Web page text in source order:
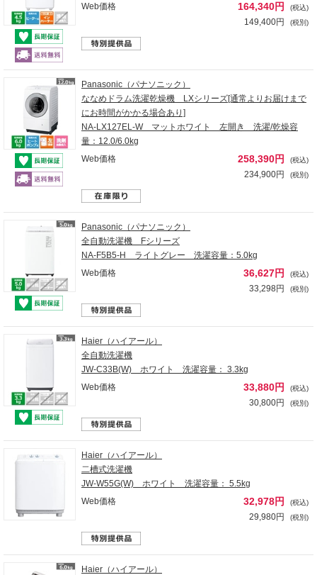
Web価格
164,340円 (税込)
149,400円 (税別)
Panasonic（パナソニック）
ななめドラム洗濯乾燥機 LXシリーズ[通常よりお届けまで
にお時間がかかる場合あり]
NA-LX127EL-W マットホワイト 左開き 洗濯/乾燥容
量：12.0/6.0kg
Web価格
258,390円 (税込)
234,900円 (税別)
Panasonic（パナソニック）
全自動洗濯機 Fシリーズ
NA-F5B5-H ライトグレー 洗濯容量：5.0kg
Web価格
36,627円 (税込)
33,298円 (税別)
Haier（ハイアール）
全自動洗濯機
JW-C33B(W) ホワイト 洗濯容量： 3.3kg
Web価格
33,880円 (税込)
30,800円 (税別)
Haier（ハイアール）
二槽式洗濯機
JW-W55G(W) ホワイト 洗濯容量： 5.5kg
Web価格
32,978円 (税込)
29,980円 (税別)
Haier（ハイアール）